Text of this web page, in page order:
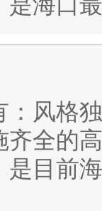
风格
全的
目前